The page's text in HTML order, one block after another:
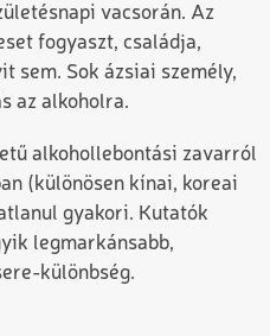
vacsorán. Az
fogyaszt, családja,
sem. Sok ázsiai személy,
az alkoholra.
alkohollebontási zavarról
(különösen kínai, koreai
gyakori. Kutatók
legmarkánsabb,
különbség.